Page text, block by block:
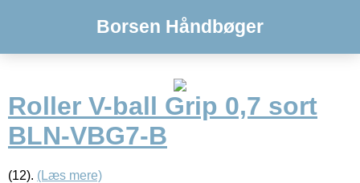
Borsen Håndbøger
Roller V-ball Grip 0,7 sort
BLN-VBG7-B
(12). (Læs mere)